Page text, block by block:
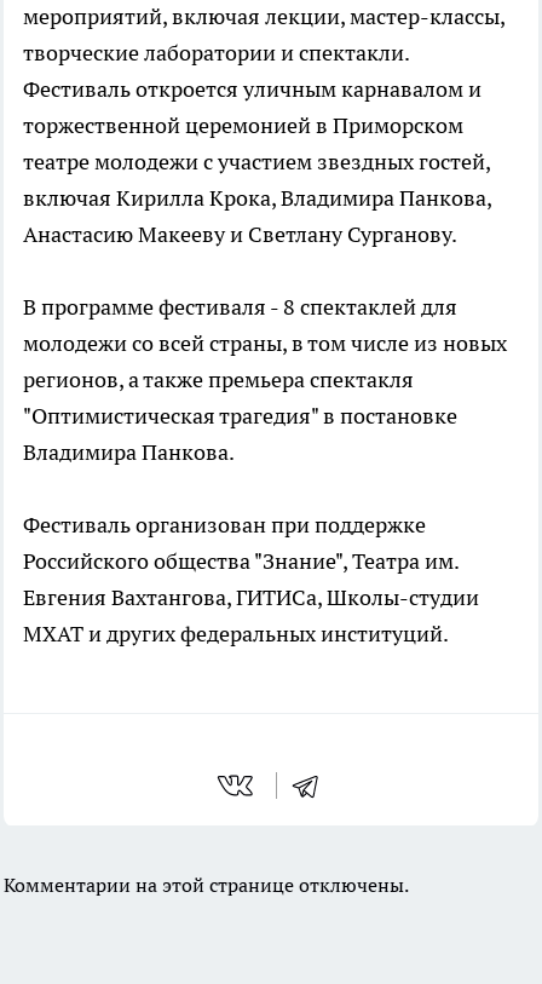
мероприятий, включая лекции, мастер-классы,
творческие лаборатории и спектакли.
Фестиваль откроется уличным карнавалом и
торжественной церемонией в Приморском
театре молодежи с участием звездных гостей,
включая Кирилла Крока, Владимира Панкова,
Анастасию Макееву и Светлану Сурганову. ⁣
В программе фестиваля - 8 спектаклей для
молодежи со всей страны, в том числе из новых
регионов, а также премьера спектакля
"Оптимистическая трагедия" в постановке
Владимира Панкова. ⁣
Фестиваль организован при поддержке
Российского общества "Знание", Театра им.
Евгения Вахтангова, ГИТИСа, Школы-студии
МХАТ и других федеральных институций.
Комментарии на этой странице отключены.